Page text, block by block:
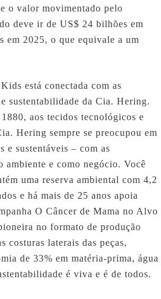
o valor movimentado pelo
deve ir de US$ 24 bilhões em
em 2025, o que equivale a um
está conectada com as
sustentabilidade da Cia. Hering.
aos tecidos tecnológicos e
Hering sempre se preocupou em
e sustentáveis – com as
ambiente e como negócio. Você
uma reserva ambiental com 4,2
e há mais de 25 anos apoia
O Câncer de Mama no Alvo
no formato de produção
costuras laterais das peças,
de 33% em matéria-prima, água
é viva e é de todos.